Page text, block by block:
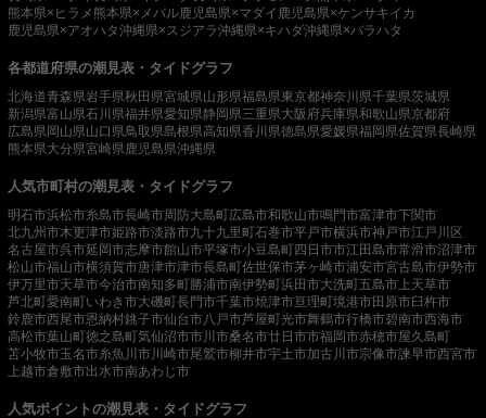
熊本県×ヒラメ 熊本県×メバル鹿児島県×マダイ 鹿児島県×ケンサキイカ
鹿児島県×アオハタ沖縄県×スジアラ沖縄県×キハダ沖縄県×バラハタ
各都道府県の潮見表・タイドグラフ
北海道青森県岩手県秋田県宮城県山形県福島県東京都神奈川県千葉県茨城県
新潟県富山県石川県福井県愛知県静岡県三重県大阪府兵庫県和歌山県京都府
広島県岡山県山口県鳥取県島根県高知県香川県徳島県愛媛県福岡県佐賀県長崎県
熊本県大分県宮崎県 鹿児島県沖縄県
人気市町村の潮見表・タイドグラフ
明石市浜松市糸島市長崎市周防大島町広島市和歌山市鳴門市富津市下関市
北九州市木更津市姫路市淡路市九十九里町石巻市平戸市横浜市神戸市江戸川区
名古屋市呉市延岡市志摩市館山市平塚市小豆島町四日市市江田島市常滑市沼津市
松山市福山市横須賀市唐津市津市長島町佐世保市茅ヶ崎市浦安市宮古島市伊勢市
伊万里市天草市今治市南知多町勝浦市南伊勢町浜田市大洗町五島市 上天草市
芦北町愛南町いわき市大磯町長門市千葉市焼津市亘理町境港市田原市臼杵市
鈴鹿市西尾市恩納村銚子市仙台市八戸市芦屋町光市舞鶴市行橋市碧南市西海市
高松市葉山町徳之島町気仙沼市市川市桑名市廿日市市福岡市赤穂市屋久島町
苫小牧市玉名市糸魚川市 川崎市尾鷲市柳井市宇土市加古川市宗像市諫早市西宮市
上越市倉敷市出水市南あわじ市
人気ポイントの潮見表・タイドグラフ